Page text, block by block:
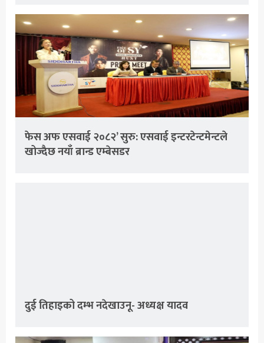
फेस अफ एसवाई २०८२’ सुरु: एसवाई इन्टरटेन्टमेन्टले
खोज्दैछ नयाँ ब्रान्ड एम्बेसडर
दुई तिहाइको दम्भ नदेखाउनू- अध्यक्ष यादव